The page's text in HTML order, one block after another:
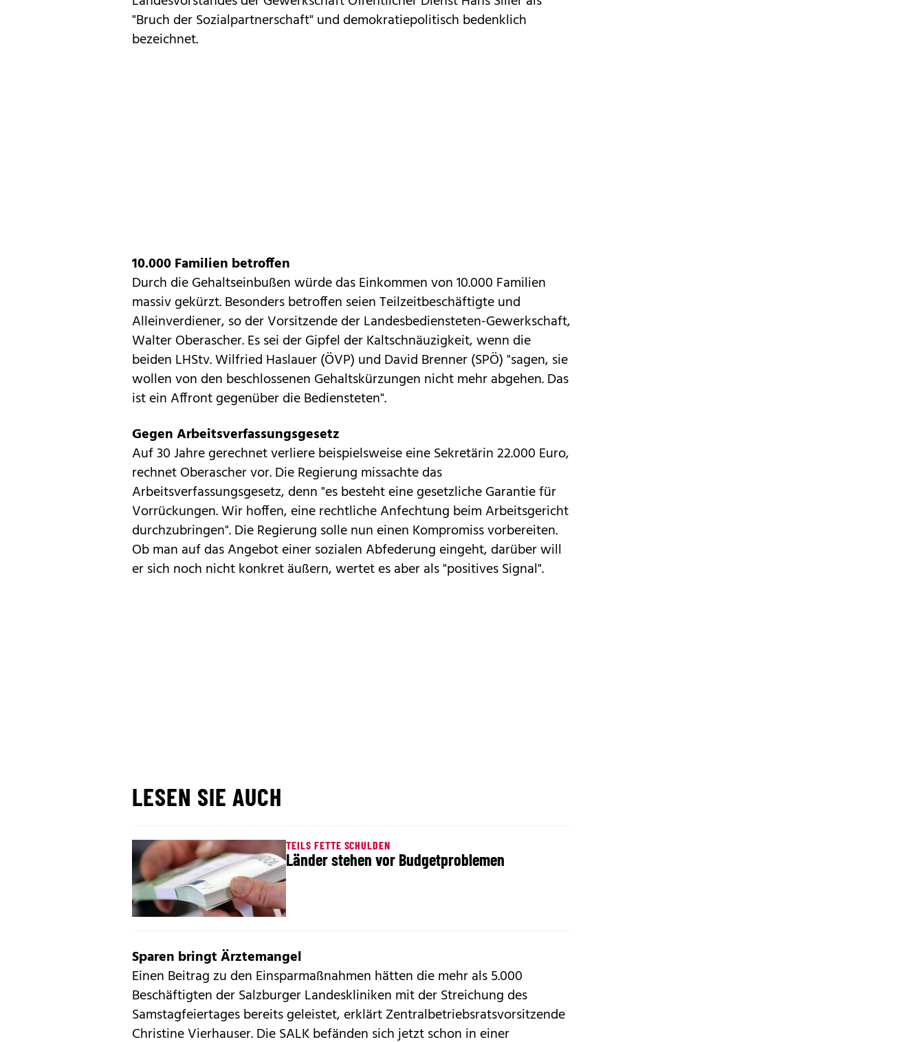
"Bruch der Sozialpartnerschaft" und demokratiepolitisch bedenklich
bezeichnet.
10.000 Familien betroffen
Durch die Gehaltseinbußen würde das Einkommen von 10.000 Familien
massiv gekürzt. Besonders betroffen seien Teilzeitbeschäftigte und
Alleinverdiener, so der Vorsitzende der Landesbediensteten-Gewerkschaft,
Walter Oberascher. Es sei der Gipfel der Kaltschnäuzigkeit, wenn die
beiden LHStv. Wilfried Haslauer (ÖVP) und David Brenner (SPÖ) "sagen, sie
wollen von den beschlossenen Gehaltskürzungen nicht mehr abgehen. Das
ist ein Affront gegenüber die Bediensteten".
Gegen Arbeitsverfassungsgesetz
Auf 30 Jahre gerechnet verliere beispielsweise eine Sekretärin 22.000 Euro,
rechnet Oberascher vor. Die Regierung missachte das
Arbeitsverfassungsgesetz, denn "es besteht eine gesetzliche Garantie für
Vorrückungen. Wir hoffen, eine rechtliche Anfechtung beim Arbeitsgericht
durchzubringen". Die Regierung solle nun einen Kompromiss vorbereiten.
Ob man auf das Angebot einer sozialen Abfederung eingeht, darüber will
er sich noch nicht konkret äußern, wertet es aber als "positives Signal".
LESEN SIE AUCH
TEILS FETTE SCHULDEN
Länder stehen vor Budgetproblemen
Sparen bringt Ärztemangel
Einen Beitrag zu den Einsparmaßnahmen hätten die mehr als 5.000
Beschäftigten der Salzburger Landeskliniken mit der Streichung des
Samstagfeiertages bereits geleistet, erklärt Zentralbetriebsratsvorsitzende
Christine Vierhauser. Die SALK befänden sich jetzt schon in einer